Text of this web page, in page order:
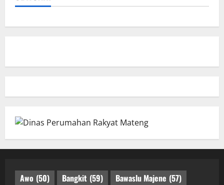
Awo (50) Bangkit (59) Bawaslu Majene (57)